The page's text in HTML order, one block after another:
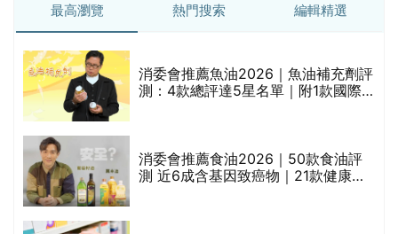
最高瀏覽 熱門搜索 編輯精選
消委會推薦魚油2026｜魚油補充劑評
測：4款總評達5星名單｜附1款國際
消委會推薦食油2026｜50款食油評
測 近6成含基因致癌物｜21款健康煮